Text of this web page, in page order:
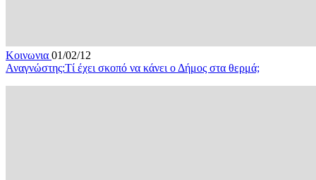
Κοινωνια 01/02/12
Αναγνώστης:Τί έχει σκοπό να κάνει ο Δήμος στα θερμά;